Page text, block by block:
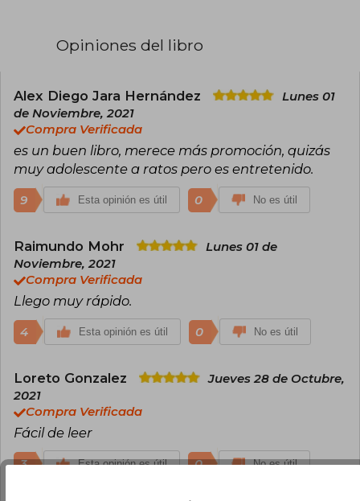
Mejor Debut.
Poderosas, que incluye Mentes Poderosas
(2012). Además, ha escrito adaptaciones como
Star Wars: Una Nueva Esperanza – La Princesa,
el Sinvergüenza y el Granjero (2015). Sus libros
han sido éxitos de ventas en The New York
Times y traducidos a múltiples idiomas.
Opiniones del libro
Alex Diego Jara Hernández
Lunes 01
de Noviembre, 2021
Compra Verificada
es un buen libro, merece más promoción, quizás
muy adolescente a ratos pero es entretenido.
9 Esta opinión es útil 0 No es útil
Raimundo Mohr
Lunes 01 de
Noviembre, 2021
Compra Verificada
Llego muy rápido.
4 Esta opinión es útil 0 No es útil
Loreto Gonzalez
Jueves 28 de Octubre,
2021
Compra Verificada
Fácil de leer
3 Esta opinión es útil 0 No es útil